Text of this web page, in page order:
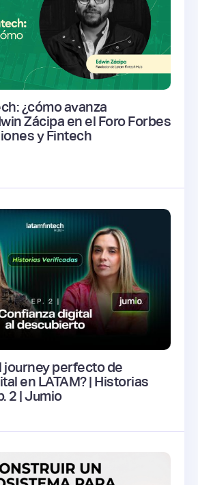
¿cómo avanza
Zácipa en el Foro Forbes
y Fintech
journey perfecto de
en LATAM? | Historias
2 | Jumio